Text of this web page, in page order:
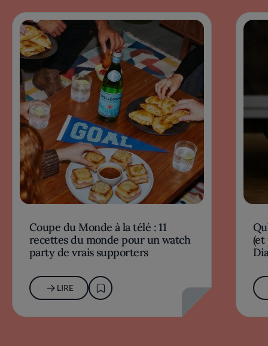
Coupe du Monde à la télé : 11
recettes du monde pour un watch
party de vrais supporters
LIRE